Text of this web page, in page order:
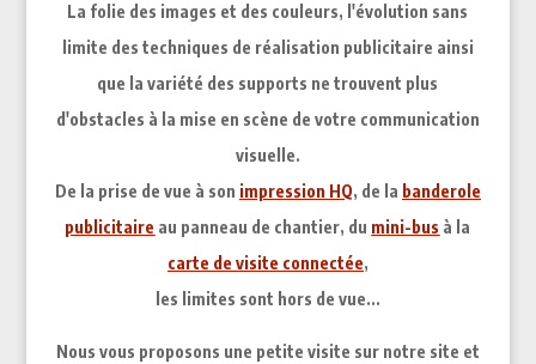
La folie des images et des couleurs, l'évolution sans
limite des techniques de réalisation publicitaire ainsi
que la variété des supports ne trouvent plus
d'obstacles à la mise en scène de votre communication
visuelle.
De la prise de vue à son impression HQ, de la banderole
publicitaire au panneau de chantier, du mini-bus à la
carte de visite connectée,
les limites sont hors de vue...
Nous vous proposons une petite visite sur notre site et